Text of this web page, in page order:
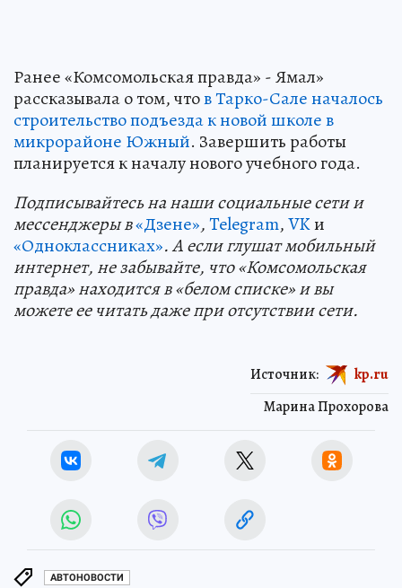
Ранее «Комсомольская правда» - Ямал»
рассказывала о том, чтов Тарко-Сале началось
строительство подъезда к новой школе в
микрорайоне Южный. Завершить работы
планируется к началу нового учебного года.
Подписывайтесь на наши социальные сети и
мессенджеры в«Дзене»,Telegram,VKи
«Одноклассниках». А если глушат мобильный
интернет, не забывайте, что «Комсомольская
правда» находится в «белом списке» и вы
можете ее читать даже при отсутствии сети.
Марина Прохорова
Источник: kp.ru
АВТОНОВОСТИ